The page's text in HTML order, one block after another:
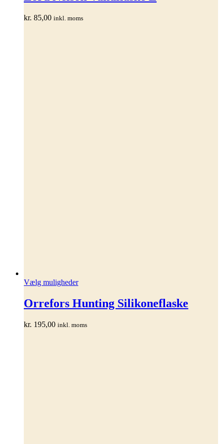
flere
Mulighederne
kr. 85,00 inkl. moms
Vælg mulighederDette
har
flere
Mulighederne
Orrefors Hunting Silikoneflaske
kr. 195,00 inkl. moms